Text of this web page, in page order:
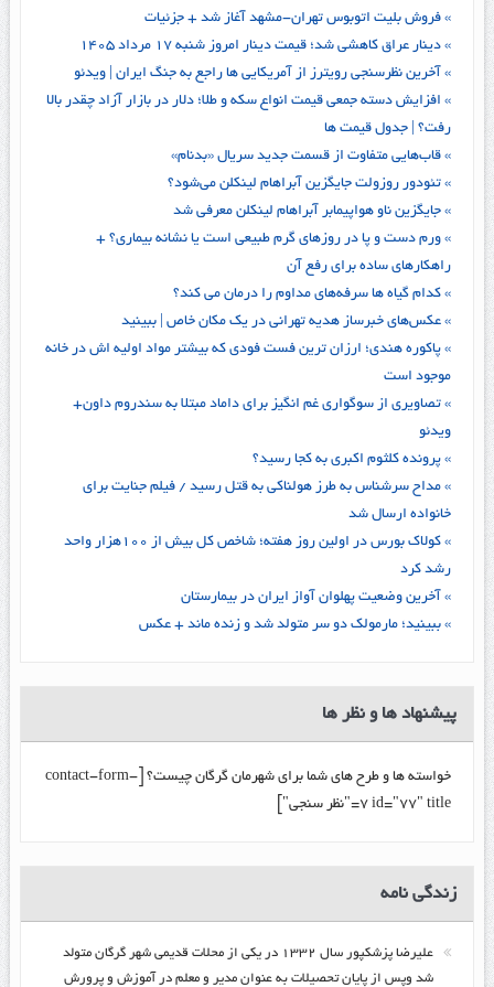
» فروش بلیت اتوبوس تهران-مشهد آغاز شد + جزئیات
» دینار عراق کاهشی شد؛ قیمت دینار امروز شنبه ۱۷ مرداد ۱۴۰۵
» آخرین نظرسنجی‌ رویترز از آمریکایی ها راجع‌ به جنگ ایران | ویدئو
» افزایش دسته جمعی قیمت انواع سکه و طلا؛ دلار در بازار آزاد چقدر بالا
رفت؟ | جدول قیمت ها
» قاب‌هایی متفاوت از قسمت جدید سریال «بدنام»
» تئودور روزولت جایگزین آبراهام لینکلن می‌شود؟
» جایگزین ناو هواپیمابر آبراهام لینکلن معرفی شد
» ورم دست و پا در روزهای گرم طبیعی است یا نشانه بیماری؟ +
راهکارهای ساده برای رفع آن
» کدام گیاه ها سرفه‌های مداوم را درمان می کند؟
» عکس‌های خبرساز هدیه تهرانی در یک مکان خاص | ببینید
» پاکوره هندی؛ ارزان ترین فست فودی که بیشتر مواد اولیه اش در خانه
موجود است
» تصاویری از سوگواری غم انگیز برای داماد مبتلا به سندروم داون+
ویدئو
» پرونده کلثوم اکبری به کجا رسید؟
» مداح سرشناس به طرز هولناکی به قتل رسید / فیلم جنایت برای
خانواده ارسال شد
» کولاک بورس در اولین روز هفته؛ شاخص کل بیش از ۱۰۰هزار واحد
رشد کرد
» آخرین وضعیت پهلوان آواز ایران در بیمارستان
» ببینید؛ مارمولک دو سر متولد شد و زنده ماند + عکس
پیشنهاد ها و نظر ها
خواسته ها و طرح های شما برای شهرمان گرگان چیست؟ [contact-form-
7 id="77" title="نظر سنجی"]
زندگي نامه
عليرضا پزشكپور سال ۱۳۳۲ در یکی از محلات قدیمی شهر گرگان متولد
شد وپس از پایان تحصیلات به عنوان مدیر و معلم در آموزش و پرورش